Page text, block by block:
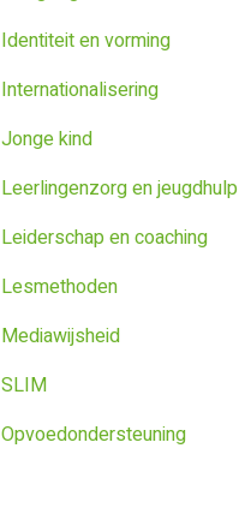
Identiteit en vorming
Internationalisering
Jonge kind
Leerlingenzorg en jeugdhulp
Leiderschap en coaching
Lesmethoden
Mediawijsheid
SLIM
Opvoedondersteuning